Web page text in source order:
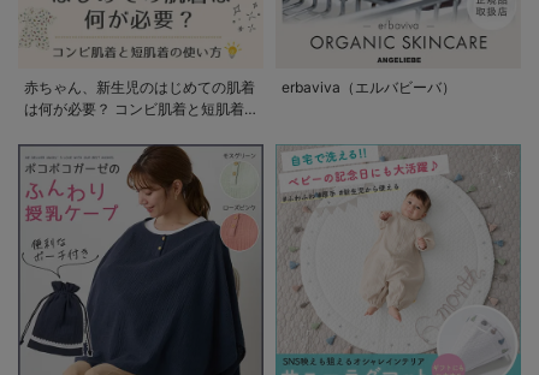
赤ちゃん、新生児のはじめての肌着
は何が必要？ コンビ肌着と短肌着
erbaviva（エルバビーバ）